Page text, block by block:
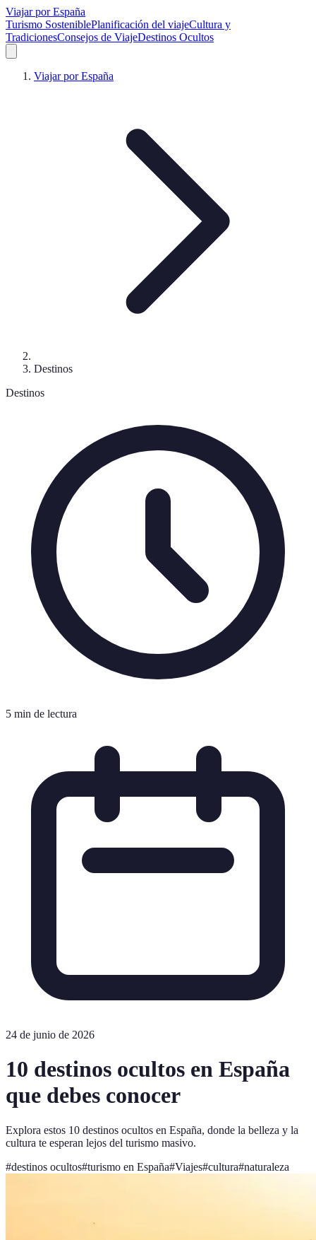
Viajar por España
Turismo SosteniblePlanificación del viajeCultura y
TradicionesConsejos de ViajeDestinos Ocultos
Viajar por España
Destinos
Destinos
5 min de lectura
24 de junio de 2026
10 destinos ocultos en España
que debes conocer
Explora estos 10 destinos ocultos en España, donde la belleza y la
cultura te esperan lejos del turismo masivo.
#destinos ocultos#turismo en España#Viajes#cultura#naturaleza